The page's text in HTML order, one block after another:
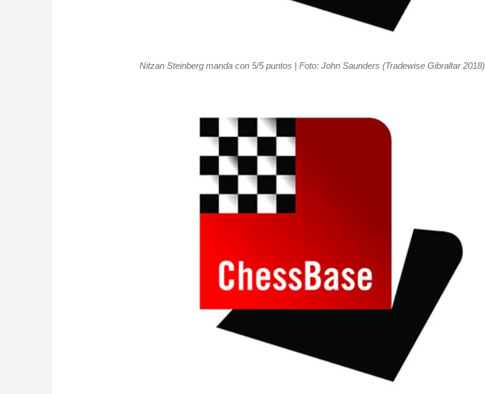
Nitzan Steinberg manda con 5/5 puntos | Foto: John Saunders (Tradewise Gibraltar 2018)